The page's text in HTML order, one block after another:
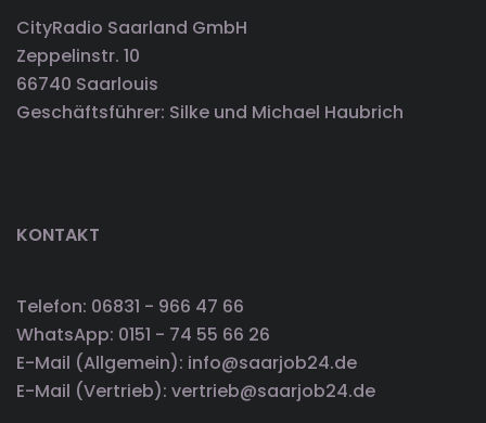
CityRadio Saarland GmbH
Zeppelinstr. 10
66740 Saarlouis
Geschäftsführer: Silke und Michael Haubrich
KONTAKT
Telefon: 06831 - 966 47 66
WhatsApp: 0151 - 74 55 66 26
E-Mail (Allgemein): info@saarjob24.de
E-Mail (Vertrieb): vertrieb@saarjob24.de